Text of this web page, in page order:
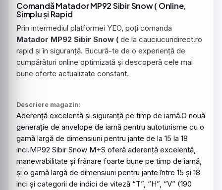
Comandă Matador MP92 Sibir Snow ( Online,
Simplu și Rapid
Prin intermediul platformei YEO, poți comanda
Matador MP92 Sibir Snow ( de la cauciucuridirect.ro
rapid și în siguranță. Bucură-te de o experiență de
cumpărături online optimizată și descoperă cele mai
bune oferte actualizate constant.
Descriere magazin:
Aderență excelentă și siguranță pe timp de iarnă.O nouă
generație de anvelope de iarnă pentru autoturisme cu o
gamă largă de dimensiuni pentru jante de la 15 la 18
inci.MP92 Sibir Snow M+S oferă aderență excelentă,
manevrabilitate și frânare foarte bune pe timp de iarnă,
și o gamă largă de dimensiuni pentru jante între 15 și 18
inci și categorii de indici de viteză “T”, “H”, “V” (190